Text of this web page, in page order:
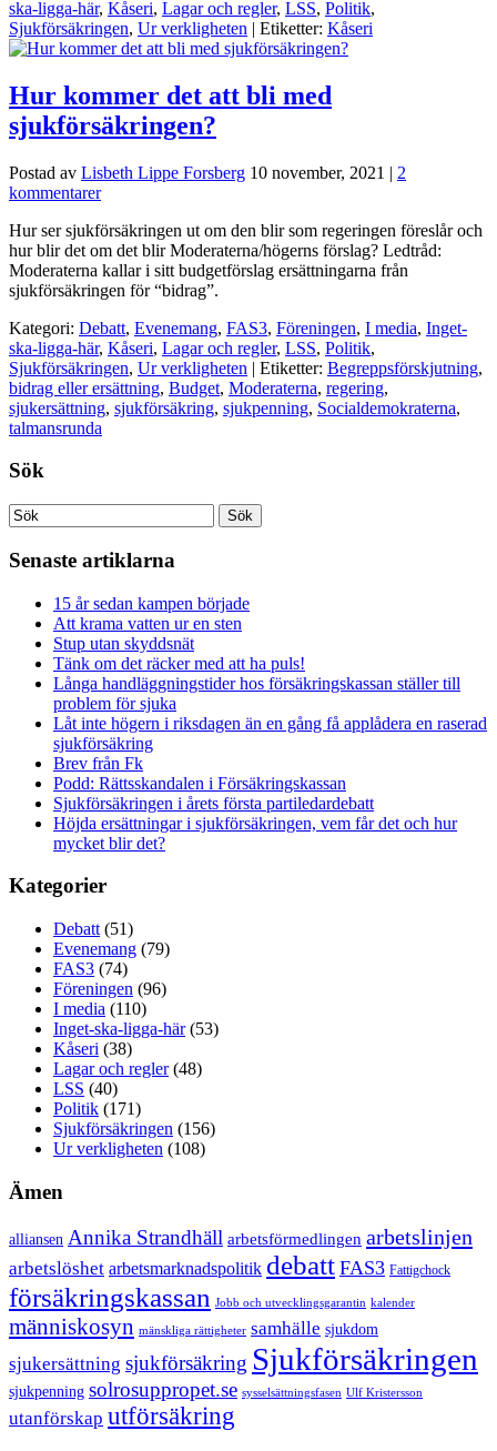
ska-ligga-här, Kåseri, Lagar och regler, LSS, Politik,
Sjukförsäkringen, Ur verkligheten | Etiketter: Kåseri
Hur kommer det att bli med
sjukförsäkringen?
Postad av Lisbeth Lippe Forsberg 10 november, 2021 | 2
kommentarer
Hur ser sjukförsäkringen ut om den blir som regeringen föreslår och
hur blir det om det blir Moderaterna/högerns förslag? Ledtråd:
Moderaterna kallar i sitt budgetförslag ersättningarna från
sjukförsäkringen för “bidrag”.
Kategori: Debatt, Evenemang, FAS3, Föreningen, I media, Inget-
ska-ligga-här, Kåseri, Lagar och regler, LSS, Politik,
Sjukförsäkringen, Ur verkligheten | Etiketter: Begreppsförskjutning,
bidrag eller ersättning, Budget, Moderaterna, regering,
sjukersättning, sjukförsäkring, sjukpenning, Socialdemokraterna,
talmansrunda
Sök
Senaste artiklarna
15 år sedan kampen började
Att krama vatten ur en sten
Stup utan skyddsnät
Tänk om det räcker med att ha puls!
Långa handläggningstider hos försäkringskassan ställer till
problem för sjuka
Låt inte högern i riksdagen än en gång få applådera en raserad
sjukförsäkring
Brev från Fk
Podd: Rättsskandalen i Försäkringskassan
Sjukförsäkringen i årets första partiledardebatt
Höjda ersättningar i sjukförsäkringen, vem får det och hur
mycket blir det?
Kategorier
Debatt (51)
Evenemang (79)
FAS3 (74)
Föreningen (96)
I media (110)
Inget-ska-ligga-här(53)
Kåseri (38)
Lagar och regler(48)
LSS (40)
Politik (171)
Sjukförsäkringen (156)
Ur verkligheten (108)
Ämen
alliansen Annika Strandhäll arbetsförmedlingen arbetslinjen
arbetslöshet arbetsmarknadspolitik debatt FAS3 Fattigchock
försäkringskassan Jobb och utvecklingsgarantin kalender
människosyn mänskliga rättigheter samhälle sjukdom
sjukersättning sjukförsäkring Sjukförsäkringen
sjukpenning solrosuppropet.se sysselsättningsfasen Ulf Kristersson
utanförskap utförsäkring